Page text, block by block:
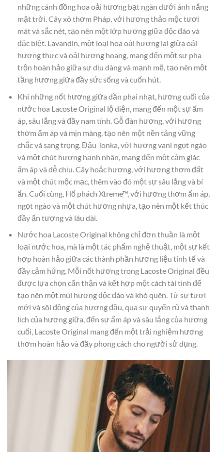
những cánh đồng hoa oải hương bạt ngàn dưới ánh nắng
mặt trời. Cây xô thơm Pháp, với hương thảo mộc tươi
mát và sắc nét, tạo nên một lớp hương giữa độc đáo và
đặc biệt. Lavandin, một loại hoa oải hương lai giữa oải
hương thực và oải hương hoang, mang đến một sự pha
trộn hoàn hảo giữa sự dịu dàng và mạnh mẽ, tạo nên một
tầng hương giữa đầy sức sống và cuốn hút.
Khi những nốt hương giữa dần phai nhạt, hương cuối của
nước hoa Lacoste Original lộ diện, mang đến một sự ấm
áp, sâu lắng và đầy nam tính. Gỗ đàn hương, với hương
thơm ấm áp và mịn màng, tạo nên một nền tảng vững
chắc và sang trọng. Đậu Tonka, với hương vani ngọt ngào
và một chút hương hạnh nhân, mang đến một cảm giác
ấm áp và dễ chịu. Cây hoắc hương, với hương thơm đất
và một chút mộc mạc, thêm vào đó một sự sâu lắng và bí
ẩn. Cuối cùng, Hổ phách Xtreme™, với hương thơm ấm áp,
ngọt ngào và một chút hương nhựa, tạo nên một kết thúc
đầy ấn tượng và lâu dài.
Nước hoa Lacoste Original không chỉ đơn thuần là một
loại nước hoa, mà là một tác phẩm nghệ thuật, một sự kết
hợp hoàn hảo giữa các thành phần hương liệu tinh tế và
đầy cảm hứng. Mỗi nốt hương trong Lacoste Original đều
được lựa chọn cẩn thận và kết hợp một cách tài tình để
tạo nên một mùi hương độc đáo và khó quên. Từ sự tươi
mới và sôi động của hương đầu, qua sự quyến rũ và thanh
lịch của hương giữa, đến sự ấm áp và sâu lắng của hương
cuối, Lacoste Original mang đến một trải nghiệm hương
thơm hoàn hảo và đầy phong cách cho người sử dụng.